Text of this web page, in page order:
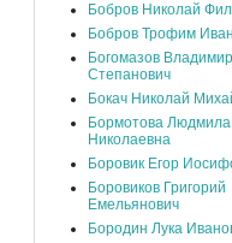
Бобров Николай
Бобров Трофим
Богомазов Владимир
Степанович
Бокач Николай
Бормотова Людмила
Николаевна
Боровик Егор
Боровиков Григорий
Емельянович
Бородин Лука